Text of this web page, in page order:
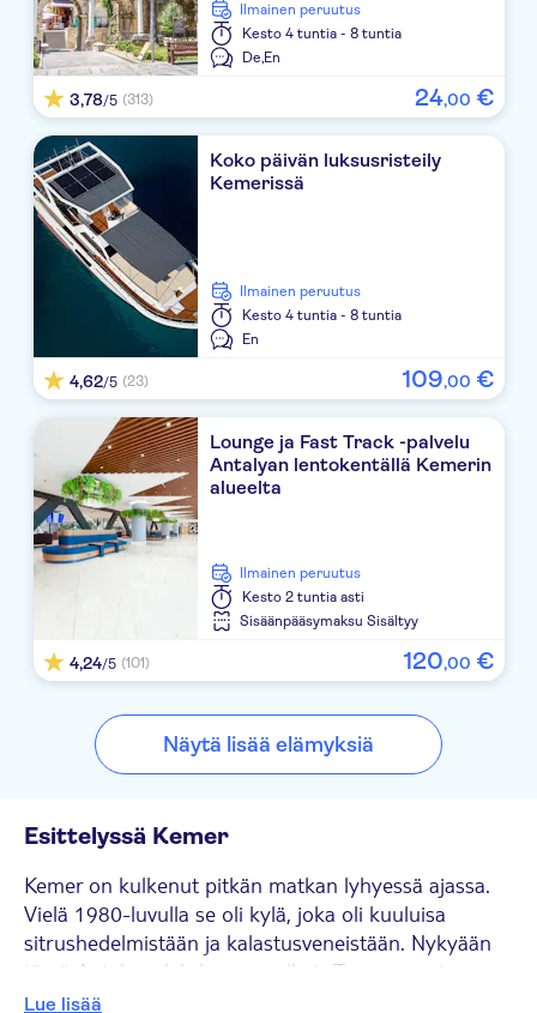
Club Pinara Beach
NG PHASELIS BAY HOTEL
LARISSA PARK HOTEL
SEVEN SEAS GRAVEL SELECT
ASDEM BEACH BELDIBI
Mira Garden Hotel
MIAROSA KEMER BEACH OTEL
Arma´s Beach Hotel
Mira Olimpos Beach
Sealıfe Kemer Resort
Erkal Resort
JUJU PREMIER PALACE HOTEL
Eldar Resort Hotel
Moms Hotel
Kaplan Paradise Hotel
Sinatra
Fame
Ilmainen peruutus
Kesto 4 tuntia - 8 tuntia
De,En
3,78/5 (313) 24,00 €
Koko päivän luksusristeily
Kemerissä
Ilmainen peruutus
Kesto 4 tuntia - 8 tuntia
En
4,62/5 (23) 109,00 €
Lounge ja Fast Track -palvelu
Antalyan lentokentällä Kemerin
alueelta
Ilmainen peruutus
Kesto 2 tuntia asti
Sisäänpääsymaksu Sisältyy
4,24/5 (101) 120,00 €
Näytä lisää elämyksiä
Esittelyssä Kemer
Kemer on kulkenut pitkän matkan lyhyessä ajassa.
Vielä 1980-luvulla se oli kylä, joka oli kuuluisa
sitrushedelmistään ja kalastusveneistään. Nykyään
tämä Antalyan lahden rannalla ja Taurusvuorten
varjossa sijaitseva kätketty helmi on kehittynyt
Lue lisää